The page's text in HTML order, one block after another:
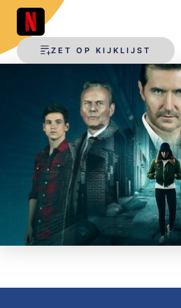
ZET OP KIJKLIJST